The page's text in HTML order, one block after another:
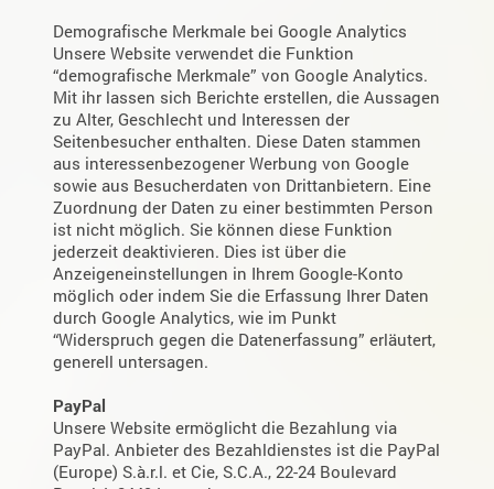
Demografische Merkmale bei Google Analytics
Unsere Website verwendet die Funktion
“demografische Merkmale” von Google Analytics.
Mit ihr lassen sich Berichte erstellen, die Aussagen
zu Alter, Geschlecht und Interessen der
Seitenbesucher enthalten. Diese Daten stammen
aus interessenbezogener Werbung von Google
sowie aus Besucherdaten von Drittanbietern. Eine
Zuordnung der Daten zu einer bestimmten Person
ist nicht möglich. Sie können diese Funktion
jederzeit deaktivieren. Dies ist über die
Anzeigeneinstellungen in Ihrem Google-Konto
möglich oder indem Sie die Erfassung Ihrer Daten
durch Google Analytics, wie im Punkt
“Widerspruch gegen die Datenerfassung” erläutert,
generell untersagen.
PayPal
Unsere Website ermöglicht die Bezahlung via
PayPal. Anbieter des Bezahldienstes ist die PayPal
(Europe) S.à.r.l. et Cie, S.C.A., 22-24 Boulevard